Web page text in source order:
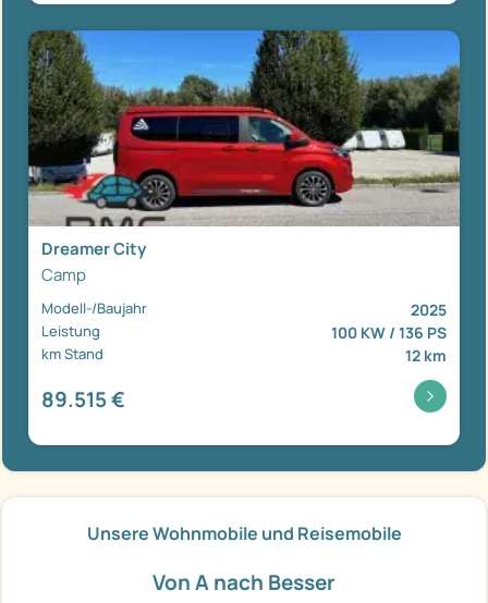
Dreamer City
Camp
Modell-/Baujahr 2025
Leistung 100 KW / 136 PS
km Stand 12 km
89.515 €
Unsere Wohnmobile und Reisemobile
Von A nach Besser